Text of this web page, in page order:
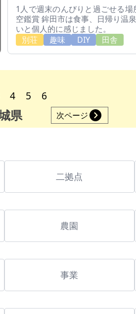
1人で週末のんびりと過ごせる
空鑑賞 鉾田市は食事、日帰り温
いと個人的に感じました。
別荘
趣味 DIY 田舎
4 5 6
県 次ページ
二拠点
農園
事業